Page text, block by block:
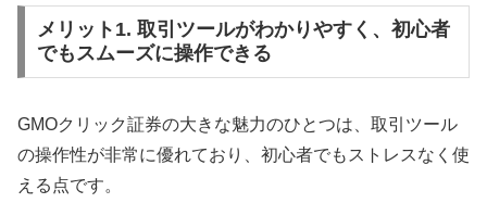
メリット1. 取引ツールがわかりやすく、初心者
でもスムーズに操作できる
GMOクリック証券の大きな魅力のひとつは、取引ツール
の操作性が非常に優れており、初心者でもストレスなく使
える点です。